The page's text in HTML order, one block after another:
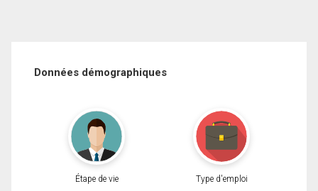
Données démographiques
Étape de vie Type d'emploi